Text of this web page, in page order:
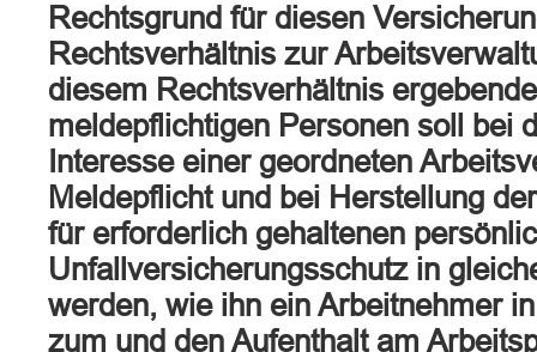
Rechtsgrund für diesen
Rechtsverhältnis zur
diesem Rechtsverhältnis
meldepflichtigen Personen soll bei
Interesse einer geordneten
Meldepflicht und bei Herstellung
für erforderlich gehaltenen
Unfallversicherungsschutz in
werden, wie ihn ein Arbeitnehmer
zum und den Aufenthalt am